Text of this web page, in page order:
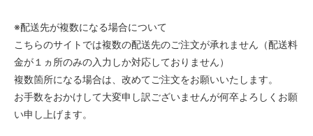
※配送先が複数になる場合について
こちらのサイトでは複数の配送先のご注文が承れません（配送料
金が１ヵ所のみの入力しか対応しておりません）
複数箇所になる場合は、改めてご注文をお願いいたします。
お手数をおかけして大変申し訳ございませんが何卒よろしくお願
い申し上げます。